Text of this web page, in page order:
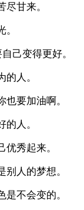
甘来。
己变得更好。
人。
要加油啊。
人。
秀起来。
人的梦想。
不会变的。